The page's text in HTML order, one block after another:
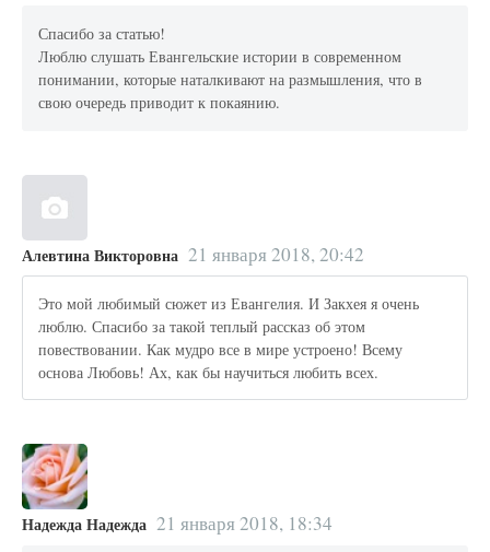
Спасибо за статью!
Люблю слушать Евангельские истории в современном
понимании, которые наталкивают на размышления, что в
свою очередь приводит к покаянию.
Алевтина Викторовна 21 января 2018, 20:42
Это мой любимый сюжет из Евангелия. И Закхея я очень
люблю. Спасибо за такой теплый рассказ об этом
повествовании. Как мудро все в мире устроено! Всему
основа Любовь! Ах, как бы научиться любить всех.
Надежда Надежда 21 января 2018, 18:34